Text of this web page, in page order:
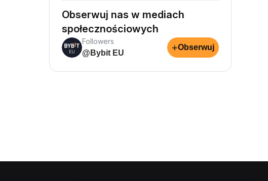
Obserwuj nas w mediach
społecznościowych
Followers
@Bybit EU
+Obserwuj